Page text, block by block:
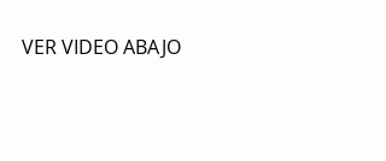
VER VIDEO ABAJO